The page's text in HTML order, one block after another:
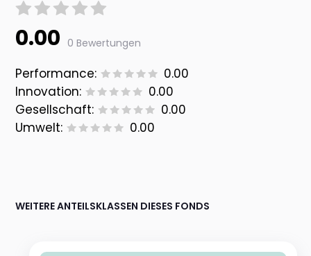
0.00 0 Bewertungen
Performance:
0.00
Innovation:
0.00
Gesellschaft:
0.00
Umwelt:
0.00
WEITERE ANTEILSKLASSEN DIESES FONDS